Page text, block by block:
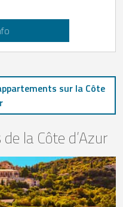
sur la Côte
la Côte d’Azur